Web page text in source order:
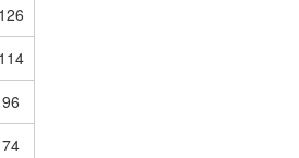
126
114
96
74